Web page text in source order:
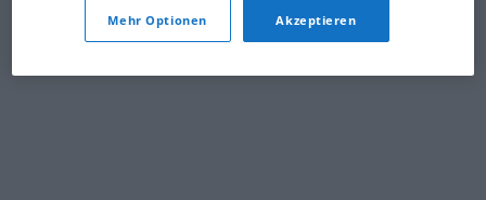
Mehr Optionen Akzeptieren